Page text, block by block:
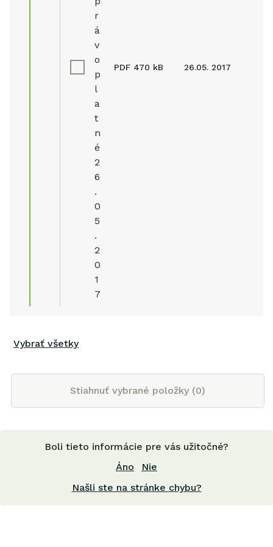
r
á
v
o
p
l
a
t
n
é
2
6
.
0
5
.
2
0
1
7
PDF 470 kB 26.05. 2017
Vybrať všetky
Stiahnuť vybrané položky (0)
Boli tieto informácie pre vás užitočné?
Áno
Nie
Našli ste na stránke chybu?